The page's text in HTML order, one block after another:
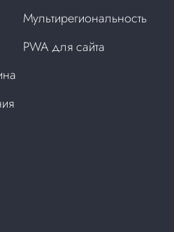
Мультирегиональность
PWA для сайта